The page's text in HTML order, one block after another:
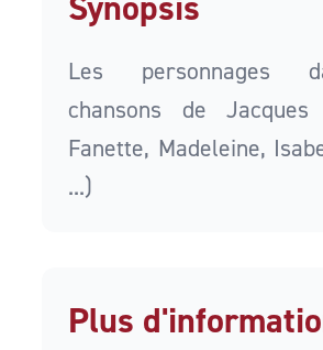
Les personnages
chansons de
Fanette, Madeleine,
...)
Plus